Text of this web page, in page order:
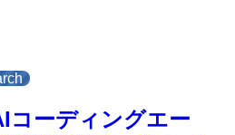
コーディングエー